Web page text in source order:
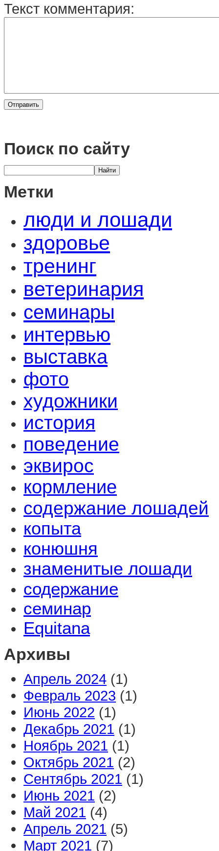
Текст комментария:
Поиск по сайту
Метки
люди и лошади
здоровье
тренинг
ветеринария
семинары
интервью
выставка
фото
художники
история
поведение
эквирос
кормление
содержание лошадей
копыта
конюшня
знаменитые лошади
содержание
семинар
Equitana
Архивы
Апрель 2024 (1)
Февраль 2023 (1)
Июнь 2022 (1)
Декабрь 2021 (1)
Ноябрь 2021 (1)
Октябрь 2021 (2)
Сентябрь 2021 (1)
Июнь 2021 (2)
Май 2021 (4)
Апрель 2021 (5)
Март 2021 (7)